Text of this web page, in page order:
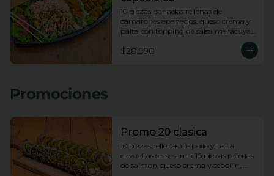
10 piezas panadas rellenas de
camarones apanados, queso crema y
palta con topping de salsa maracuya.
apanados, queso crema y palta
envueltas en ciboulette con topping de
$28.990
Promociones
Promo 20 clasica
10 piezas rellenas de pollo y palta
envueltas en sesamo. 10 piezas rellenas
de salmon, queso crema y cebollin,